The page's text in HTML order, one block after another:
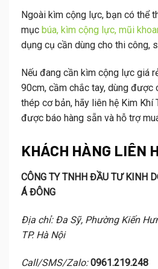
Ngoài kìm cộng lực, bạn có thể
mục búa, kìm cộng lực, mũi
dụng cụ cần dùng cho thi công,
Nếu đang cần kìm cộng lực giá
90cm, cầm chắc tay, dùng được
thép cơ bản, hãy liên hệ Kim
được báo hàng sẵn và hỗ trợ
KHÁCH HÀNG LIÊN
CÔNG TY TNHH ĐẦU TƯ KINH
Á ĐÔNG
Địa chỉ: Đa Sỹ, Phường Kiến
TP. Hà Nội
Call/SMS/Zalo:0961.219.248